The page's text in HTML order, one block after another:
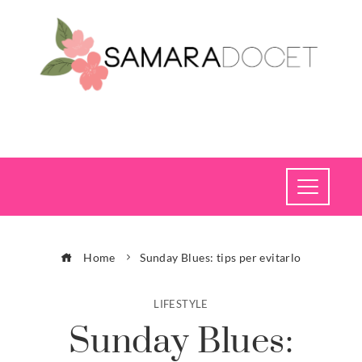
Home Sunday Blues: tips per evitarlo
LIFESTYLE
Sunday Blues: